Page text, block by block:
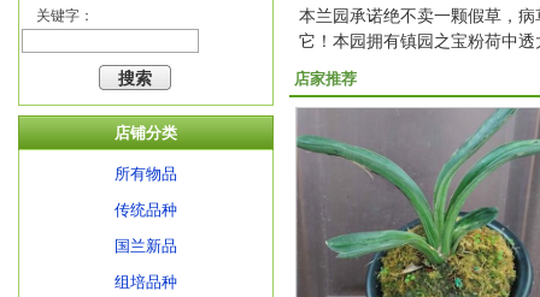
关键字：
店铺分类
所有物品
传统品种
国兰新品
组培品种
本兰园承诺绝不卖一颗假草，
它！本园拥有镇园之宝粉荷中
店家推荐